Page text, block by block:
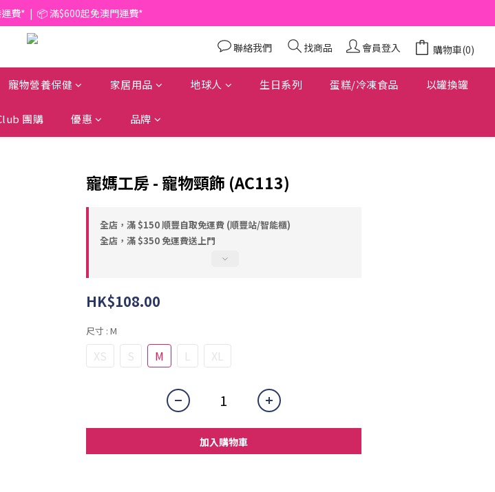
費*  |  📦 滿$600起免澳門運費*
費*  |  📦 滿$600起免澳門運費*
|  任選* 24件 即減 $30 🥫 (按此了解更多)
費*  |  📦 滿$600起免澳門運費*
聯絡我們 找商品 會員登入 購物車(0)
寵物營養保健 家居用品 地球人 生日系列 蛋糕/冷凍食品 以罐換罐
團購 優惠 品牌
寵媽工房 - 寵物頸飾 (AC113)
全店，滿 $150 順豐自取免運費 (順豐站/智能櫃)
全店，滿 $350 免運費送上門
HK$108.00
尺寸 : M
XS S M L XL
加入購物車